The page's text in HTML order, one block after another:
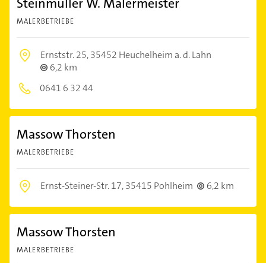
Steinmüller W. Malermeister
MALERBETRIEBE
Ernststr. 25,35452 Heuchelheim a. d. Lahn
6,2 km
0641 6 32 44
Massow Thorsten
MALERBETRIEBE
Ernst-Steiner-Str. 17,35415 Pohlheim 6,2 km
Massow Thorsten
MALERBETRIEBE